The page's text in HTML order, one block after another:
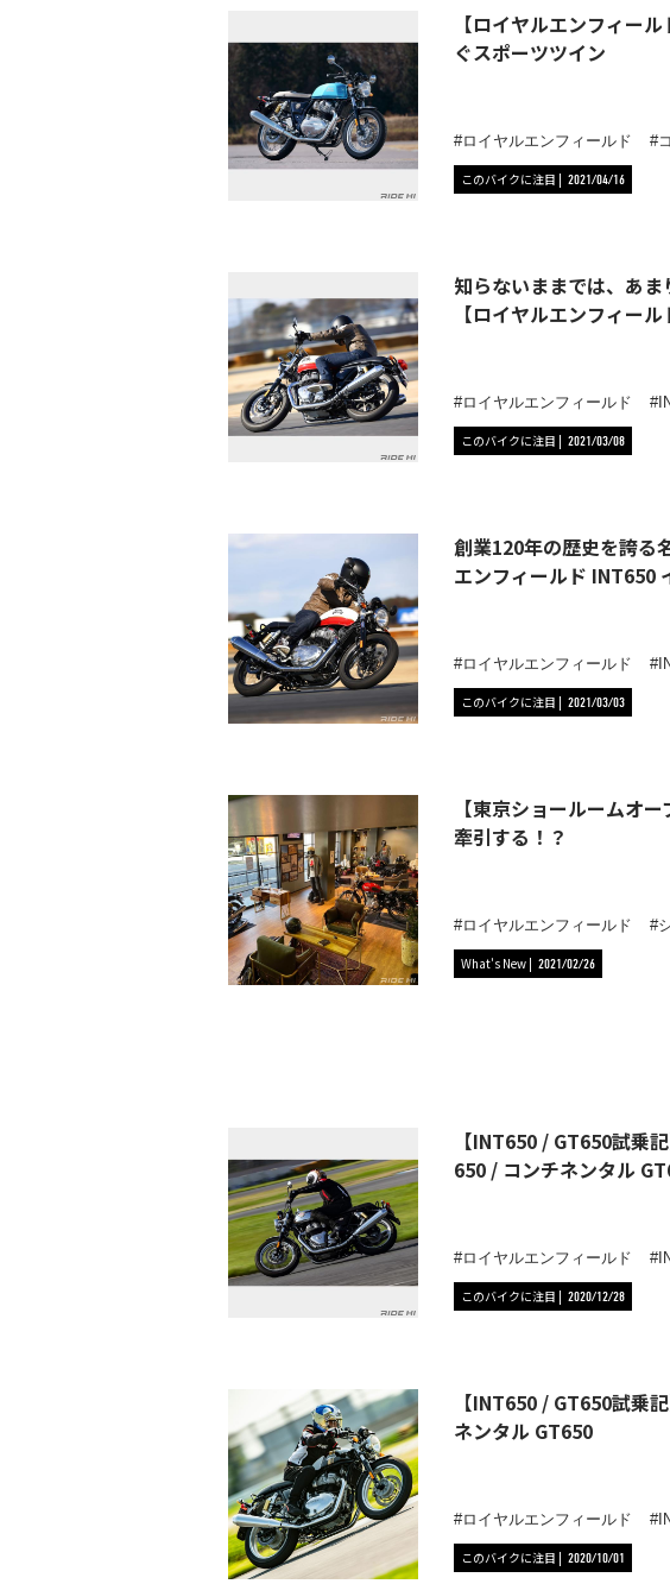
【ロイヤルエンフィー
ぐスポーツツイン
ロイヤルエンフィールド
このバイクに注目 2021/04/16
知らないままでは、あ
【ロイヤルエンフィー
ロイヤルエンフィールド
このバイクに注目 2021/03/08
創業120年の歴史を誇る
エンフィールド INT650
ロイヤルエンフィールド
このバイクに注目 2021/03/03
【東京ショールームオ
牽引する！？
ロイヤルエンフィールド
What's New 2021/02/26
【INT650 / GT650試乗
650 / コンチネンタル
ロイヤルエンフィールド
このバイクに注目 2020/12/28
【INT650 / GT650試乗
ネンタル GT650
ロイヤルエンフィールド
このバイクに注目 2020/10/01